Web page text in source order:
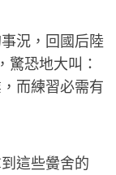
況，回國后陸
恐地大叫：
而練習必需有
這些黌舍的